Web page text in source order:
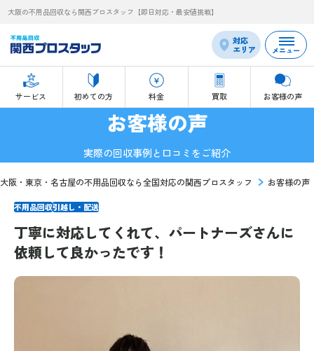
大阪の不用品回収なら関西プロスタッフ【即日対応・最安値挑戦】
対応
エリア
サービス 初めての方 料金 買取 お客様の声
メニュー
お客様の声
実際の回収事例と口コミをご紹介
大阪・東京・名古屋の不用品回収なら全国対応の関西プロスタッフ お客様の声
不用品回収引越し・配送
丁寧に対応してくれて、パートナーズさんに
依頼して良かったです！